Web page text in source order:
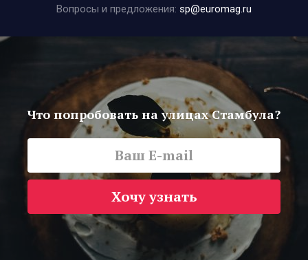
Вопросы и предложения: sp@euromag.ru
Что попробовать на улицах Стамбула?
Хочу узнать